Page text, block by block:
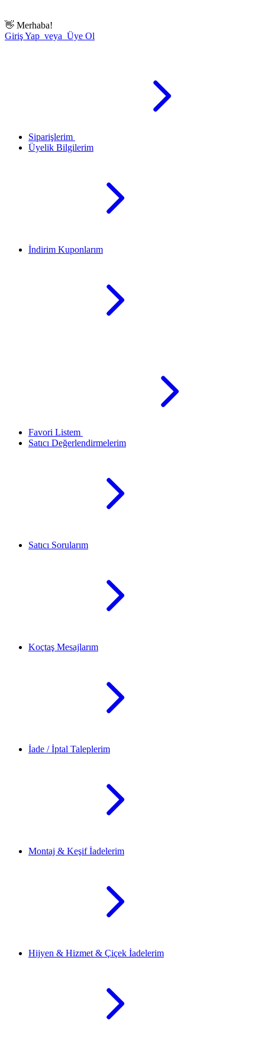
👋 Merhaba!
Giriş Yap veya Üye Ol
Siparişlerim
Üyelik Bilgilerim
İndirim Kuponlarım
Favori Listem
Satıcı Değerlendirmelerim
Satıcı Sorularım
Koçtaş Mesajlarım
İade / İptal Taleplerim
Montaj & Keşif İadelerim
Hijyen & Hizmet & Çiçek İadelerim